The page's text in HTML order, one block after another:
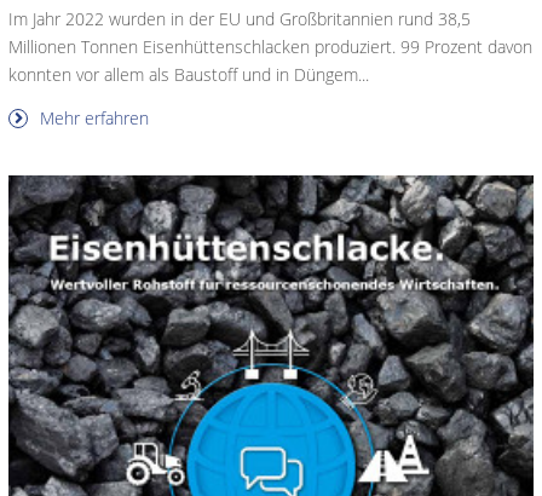
Im Jahr 2022 wurden in der EU und Großbritannien rund 38,5
Millionen Tonnen Eisenhüttenschlacken produziert. 99 Prozent davon
konnten vor allem als Baustoff und in Düngem...
Mehr erfahren